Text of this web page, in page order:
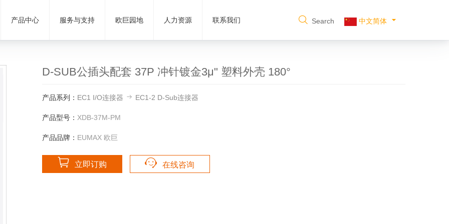
产品中心 服务与支持 欧巨园地 人力资源 联系我们 Search 中文简体
D-SUB公插头配套 37P 冲针镀金3μ" 塑料外壳 180°
产品系列： EC1 I/O连接器 EC1-2 D-Sub连接器
产品型号： XDB-37M-PM
产品品牌： EUMAX 欧巨
立即订购 在线咨询